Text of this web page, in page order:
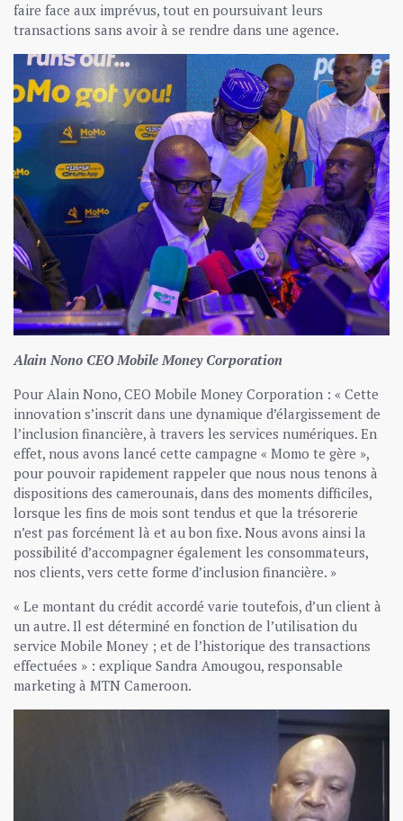
faire face aux imprévus, tout en poursuivant leurs
transactions sans avoir à se rendre dans une agence.
Alain Nono CEO Mobile Money Corporation
Pour Alain Nono, CEO Mobile Money Corporation : « Cette
innovation s’inscrit dans une dynamique d’élargissement de
l’inclusion financière, à travers les services numériques. En
effet, nous avons lancé cette campagne « Momo te gère »,
pour pouvoir rapidement rappeler que nous nous tenons à
dispositions des camerounais, dans des moments difficiles,
lorsque les fins de mois sont tendus et que la trésorerie
n’est pas forcément là et au bon fixe. Nous avons ainsi la
possibilité d’accompagner également les consommateurs,
nos clients, vers cette forme d’inclusion financière. »
« Le montant du crédit accordé varie toutefois, d’un client à
un autre. Il est déterminé en fonction de l’utilisation du
service Mobile Money ; et de l’historique des transactions
effectuées » : explique Sandra Amougou, responsable
marketing à MTN Cameroon.